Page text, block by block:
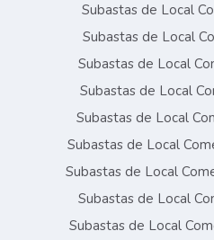
Subastas de Local
Subastas de Local
Subastas de Local
Subastas de Local
Subastas de Local
Subastas de Local
Subastas de Local
Subastas de Local
Subastas de Local